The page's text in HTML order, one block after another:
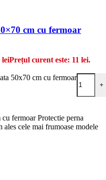
cm cu fermoar
leiPrețul curent este: 11 lei.
50x70 cm cu fermoar
+
fermoar Protectie perna
cele mai frumoase modele